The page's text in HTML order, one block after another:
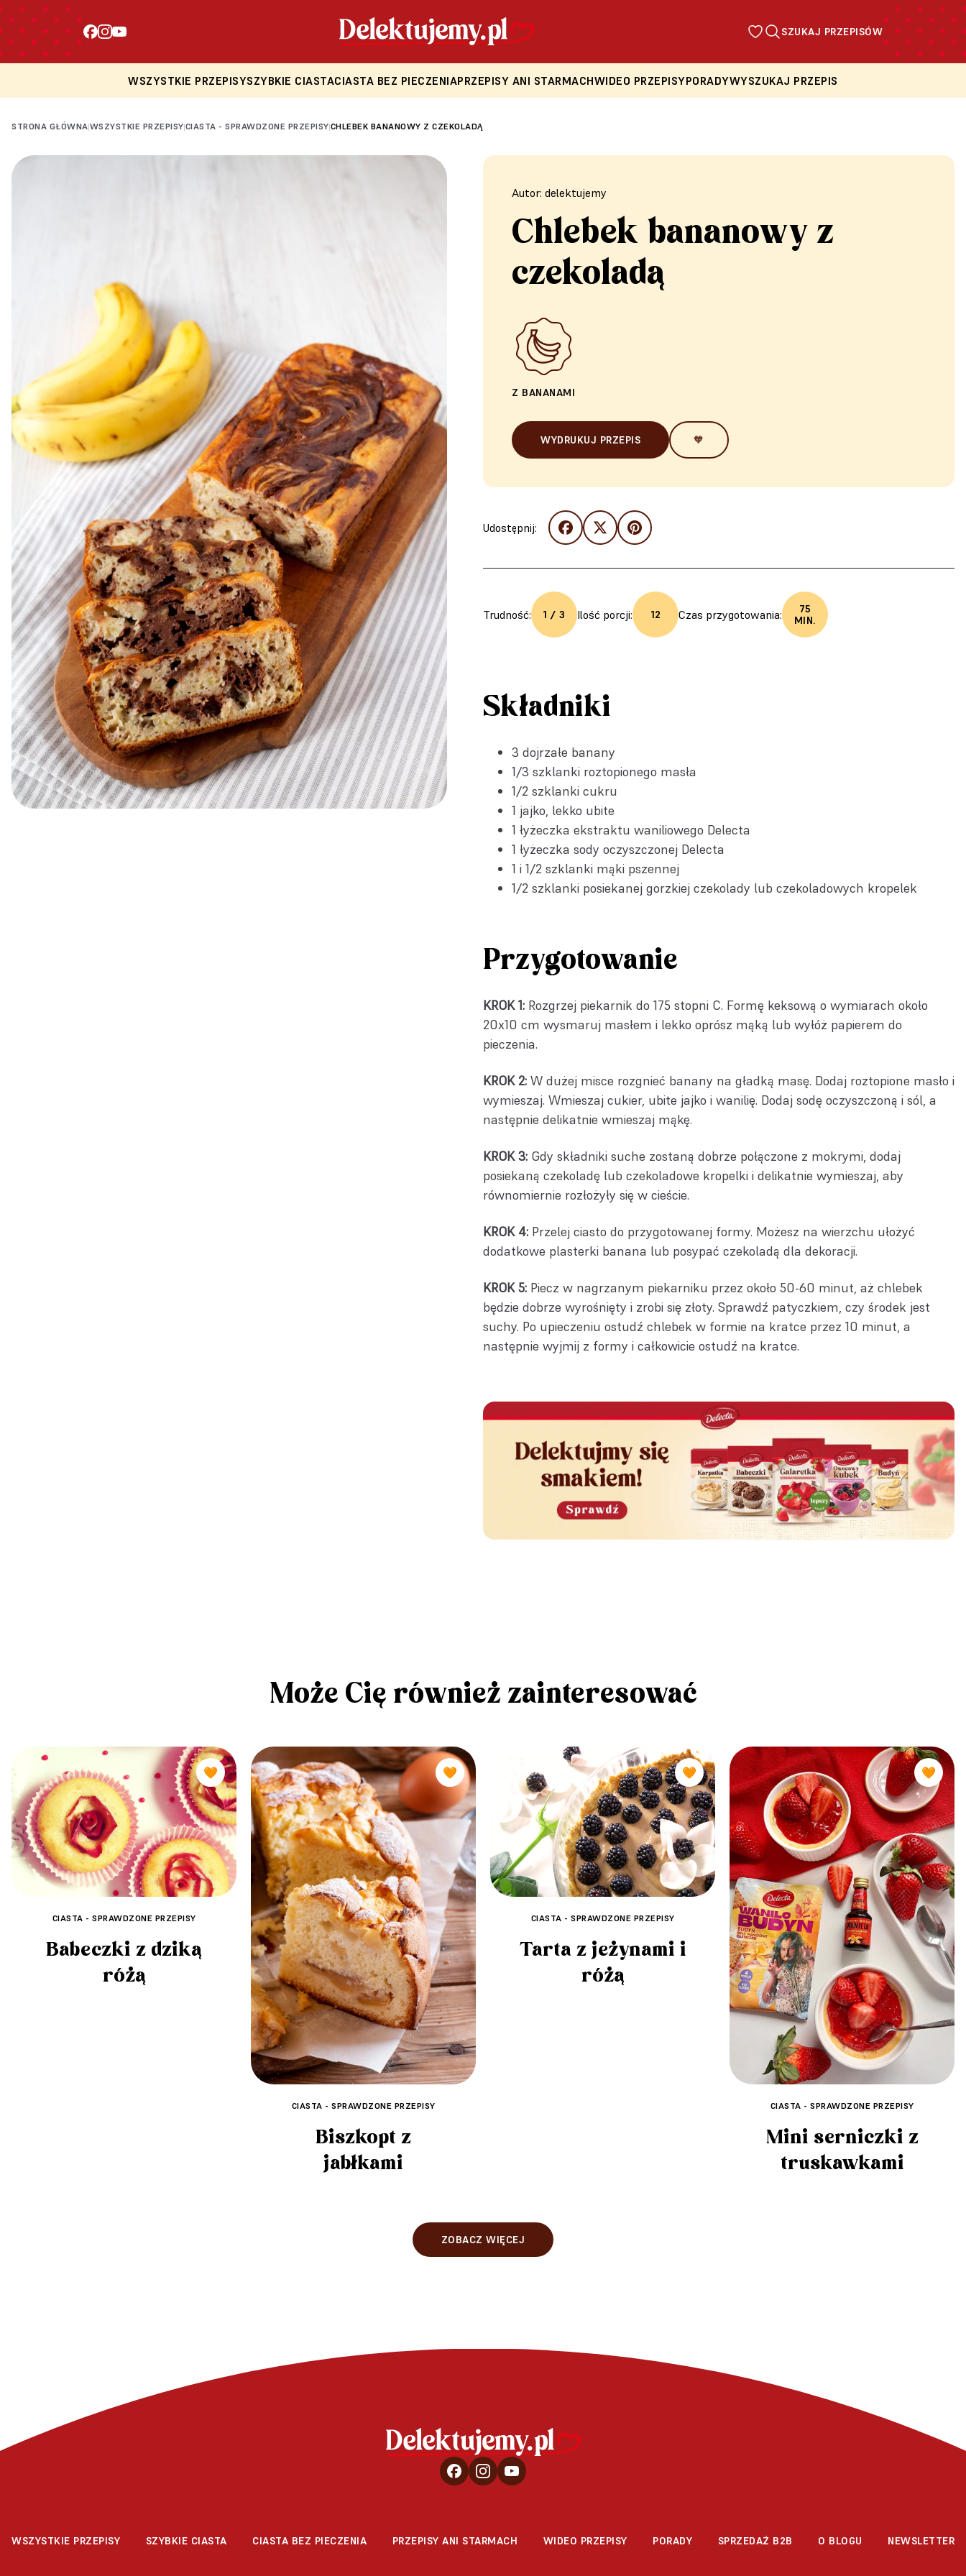
SZUKAJ PRZEPISÓW
WSZYSTKIE PRZEPISYSZYBKIE CIASTACIASTA BEZ PIECZENIAPRZEPISY ANI STARMACHWIDEO PRZEPISYPORADYWYSZUKAJ PRZEPIS
STRONA GŁÓWNA|WSZYSTKIE PRZEPISY|CIASTA - SPRAWDZONE PRZEPISY|CHLEBEK BANANOWY Z CZEKOLADĄ
Autor: delektujemy
Chlebek bananowy z
czekoladą
Z BANANAMI
WYDRUKUJ PRZEPIS 🧡
Udostępnij:
Trudność: 1 / 3 Ilość porcji: 12 Czas przygotowania:
75
MIN.
Składniki
3 dojrzałe banany
1/3 szklanki roztopionego masła
1/2 szklanki cukru
1 jajko, lekko ubite
1 łyżeczka ekstraktu waniliowego Delecta
1 łyżeczka sody oczyszczonej Delecta
1 i 1/2 szklanki mąki pszennej
1/2 szklanki posiekanej gorzkiej czekolady lub czekoladowych kropelek
Przygotowanie
KROK 1: Rozgrzej piekarnik do 175 stopni C. Formę keksową o wymiarach około
20x10 cm wysmaruj masłem i lekko oprósz mąką lub wyłóż papierem do
pieczenia.
KROK 2: W dużej misce rozgnieć banany na gładką masę. Dodaj roztopione masło i
wymieszaj. Wmieszaj cukier, ubite jajko i wanilię. Dodaj sodę oczyszczoną i sól, a
następnie delikatnie wmieszaj mąkę.
KROK 3: Gdy składniki suche zostaną dobrze połączone z mokrymi, dodaj
posiekaną czekoladę lub czekoladowe kropelki i delikatnie wymieszaj, aby
równomiernie rozłożyły się w cieście.
KROK 4: Przelej ciasto do przygotowanej formy. Możesz na wierzchu ułożyć
dodatkowe plasterki banana lub posypać czekoladą dla dekoracji.
KROK 5: Piecz w nagrzanym piekarniku przez około 50-60 minut, aż chlebek
będzie dobrze wyrośnięty i zrobi się złoty. Sprawdź patyczkiem, czy środek jest
suchy. Po upieczeniu ostudź chlebek w formie na kratce przez 10 minut, a
następnie wyjmij z formy i całkowicie ostudź na kratce.
Może Cię również zainteresować
🧡
CIASTA - SPRAWDZONE PRZEPISY
Babeczki z dziką
różą
🧡
CIASTA - SPRAWDZONE PRZEPISY
Biszkopt z
jabłkami
🧡
CIASTA - SPRAWDZONE PRZEPISY
Tarta z jeżynami i
różą
🧡
CIASTA - SPRAWDZONE PRZEPISY
Mini serniczki z
truskawkami
ZOBACZ WIĘCEJ
WSZYSTKIE PRZEPISY SZYBKIE CIASTA CIASTA BEZ PIECZENIA PRZEPISY ANI STARMACH WIDEO PRZEPISY PORADY SPRZEDAŻ B2B O BLOGU NEWSLETTER